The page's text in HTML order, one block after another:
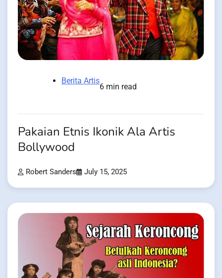
Berita Artis
6 min read
Pakaian Etnis Ikonik Ala Artis
Bollywood
Robert Sanders July 15, 2025